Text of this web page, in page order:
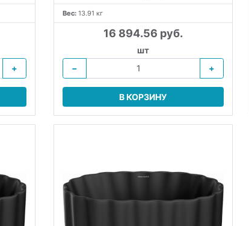
+
Вес: 13.91 кг
16 894.56 руб.
шт
−
+
В КОРЗИНУ